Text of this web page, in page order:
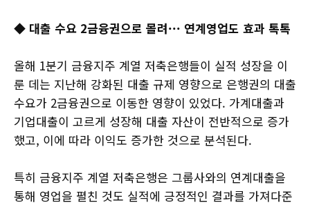
◆ 대출 수요 2금융권으로 몰려··· 연계영업도 효과 톡톡
올해 1분기 금융지주 계열 저축은행들이 실적 성장을 이
룬 데는 지난해 강화된 대출 규제 영향으로 은행권의 대출
수요가 2금융권으로 이동한 영향이 있었다. 가계대출과
기업대출이 고르게 성장해 대출 자산이 전반적으로 증가
했고, 이에 따라 이익도 증가한 것으로 분석된다.
특히 금융지주 계열 저축은행은 그룹사와의 연계대출을
통해 영업을 펼친 것도 실적에 긍정적인 결과를 가져다준